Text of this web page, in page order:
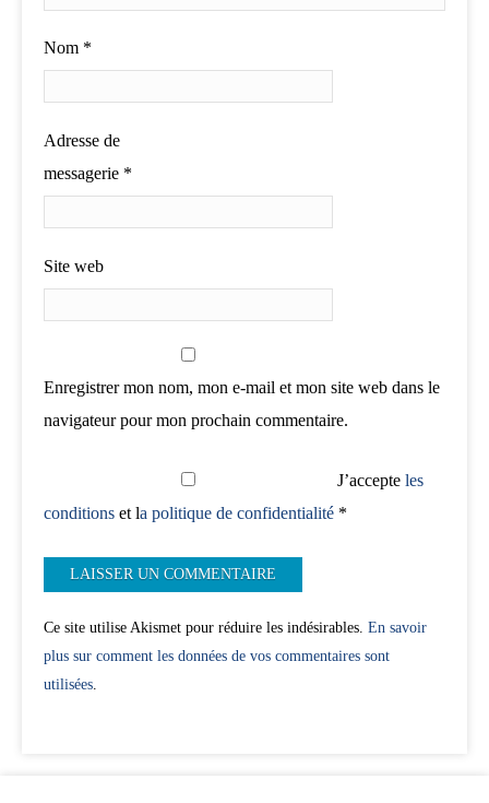
Nom *
Adresse de
messagerie *
Site web
Enregistrer mon nom, mon e-mail et mon site web dans le
navigateur pour mon prochain commentaire.
J’accepte les
conditions et la politique de confidentialité *
Ce site utilise Akismet pour réduire les indésirables. En savoir
plus sur comment les données de vos commentaires sont
utilisées